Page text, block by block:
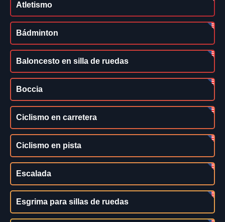
Atletismo
Bádminton
Baloncesto en silla de ruedas
Boccia
Ciclismo en carretera
Ciclismo en pista
Escalada
Esgrima para sillas de ruedas